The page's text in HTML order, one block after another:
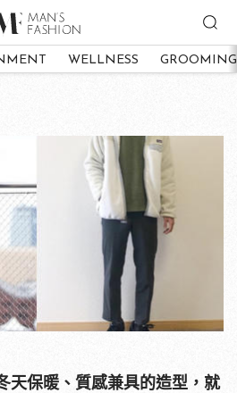
WELLNESS GROOMING
天保暖、質感兼具的造型，就